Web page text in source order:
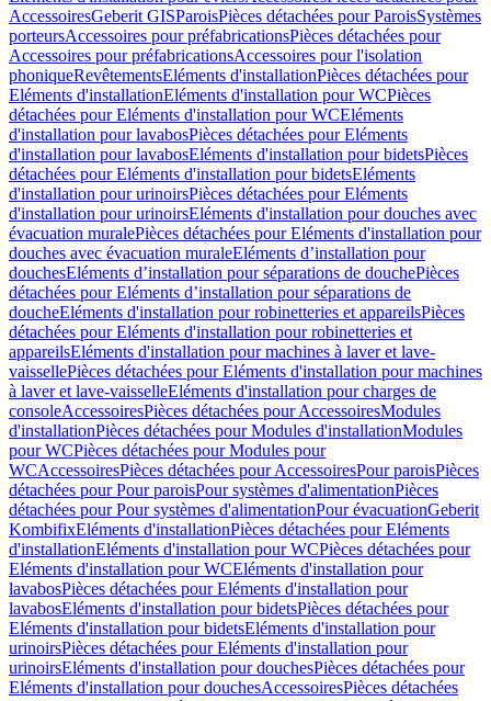
AccessoiresGeberit GISParoisPièces détachées pour ParoisSystèmes
porteursAccessoires pour préfabricationsPièces détachées pour
Accessoires pour préfabricationsAccessoires pour l'isolation
phoniqueRevêtementsEléments d'installationPièces détachées pour
Eléments d'installationEléments d'installation pour WCPièces
détachées pour Eléments d'installation pour WCEléments
d'installation pour lavabosPièces détachées pour Eléments
d'installation pour lavabosEléments d'installation pour bidetsPièces
détachées pour Eléments d'installation pour bidetsEléments
d'installation pour urinoirsPièces détachées pour Eléments
d'installation pour urinoirsEléments d'installation pour douches avec
évacuation muralePièces détachées pour Eléments d'installation pour
douches avec évacuation muraleEléments d’installation pour
douchesEléments d’installation pour séparations de douchePièces
détachées pour Eléments d’installation pour séparations de
doucheEléments d'installation pour robinetteries et appareilsPièces
détachées pour Eléments d'installation pour robinetteries et
appareilsEléments d'installation pour machines à laver et lave-
vaissellePièces détachées pour Eléments d'installation pour machines
à laver et lave-vaisselleEléments d'installation pour charges de
consoleAccessoiresPièces détachées pour AccessoiresModules
d'installationPièces détachées pour Modules d'installationModules
pour WCPièces détachées pour Modules pour
WCAccessoiresPièces détachées pour AccessoiresPour paroisPièces
détachées pour Pour paroisPour systèmes d'alimentationPièces
détachées pour Pour systèmes d'alimentationPour évacuationGeberit
KombifixEléments d'installationPièces détachées pour Eléments
d'installationEléments d'installation pour WCPièces détachées pour
Eléments d'installation pour WCEléments d'installation pour
lavabosPièces détachées pour Eléments d'installation pour
lavabosEléments d'installation pour bidetsPièces détachées pour
Eléments d'installation pour bidetsEléments d'installation pour
urinoirsPièces détachées pour Eléments d'installation pour
urinoirsEléments d'installation pour douchesPièces détachées pour
Eléments d'installation pour douchesAccessoiresPièces détachées